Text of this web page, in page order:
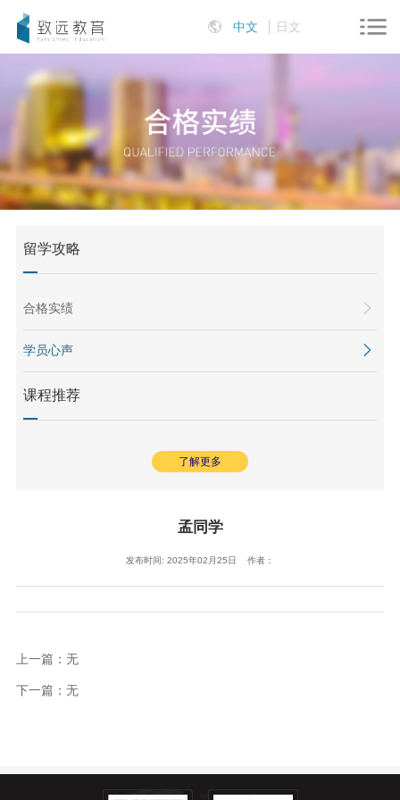
中文 日文
留学攻略
合格实绩
学员心声
课程推荐
了解更多
孟同学
发布时间: 2025年02月25日 作者：
上一篇：无
下一篇：无